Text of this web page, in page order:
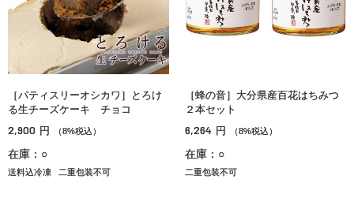
［パティスリーオシカワ］とろけ
る生チーズケーキ チョコ
2,900 円 （8%税込）
在庫：○
送料込冷凍 二重包装不可
［蜂の音］大分県産百花はちみつ
２本セット
6,264 円 （8%税込）
在庫：○
二重包装不可